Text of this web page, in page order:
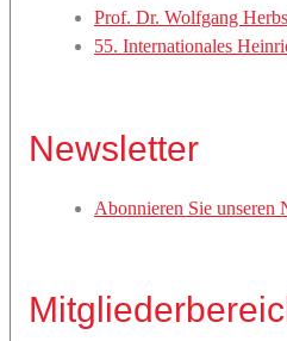
Prof. Dr. Wolfgang
55. Internationales
Newsletter
Abonnieren Sie unseren